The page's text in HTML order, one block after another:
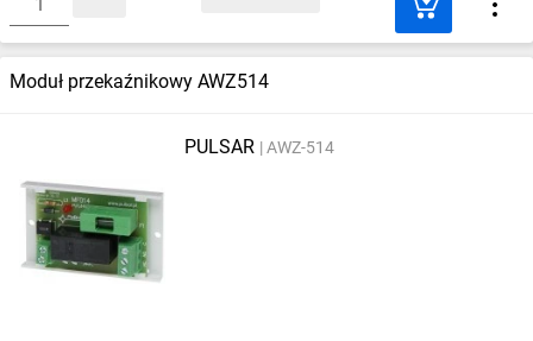
Moduł przekaźnikowy AWZ514
PULSAR AWZ-514